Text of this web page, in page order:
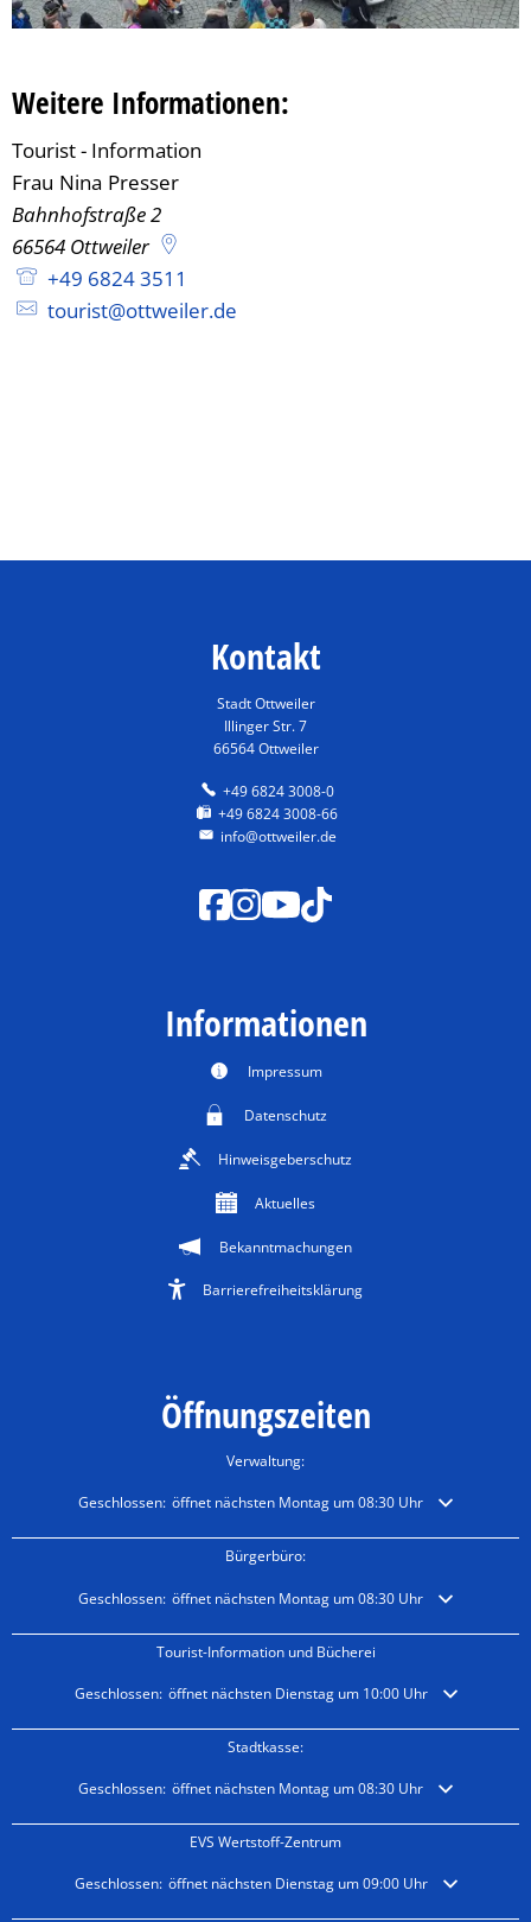
Weitere Informationen:
Tourist - Information
Frau Nina Presser
Bahnhofstraße 2
66564 Ottweiler
+49 6824 3511
tourist@ottweiler.de
Kontakt
Stadt Ottweiler
Illinger Str. 7
66564 Ottweiler
+49 6824 3008-0
+49 6824 3008-66
info@ottweiler.de
Informationen
Impressum
Datenschutz
Hinweisgeberschutz
Aktuelles
Bekanntmachungen
Barrierefreiheitsklärung
Öffnungszeiten
Verwaltung:
Klicken, um weitere Öffnungs- oder Schließzeiten auszublenden
Geschlossen: öffnet nächsten Montag um 08:30 Uhr
Bürgerbüro:
Klicken, um weitere Öffnungs- oder Schließzeiten auszublenden
Geschlossen: öffnet nächsten Montag um 08:30 Uhr
Tourist-Information und Bücherei
Klicken, um weitere Öffnungs- oder Schließzeiten auszublenden
Geschlossen: öffnet nächsten Dienstag um 10:00 Uhr
Stadtkasse:
Klicken, um weitere Öffnungs- oder Schließzeiten auszublenden
Geschlossen: öffnet nächsten Montag um 08:30 Uhr
EVS Wertstoff-Zentrum
Klicken, um weitere Öffnungs- oder Schließzeiten auszublenden
Geschlossen: öffnet nächsten Dienstag um 09:00 Uhr